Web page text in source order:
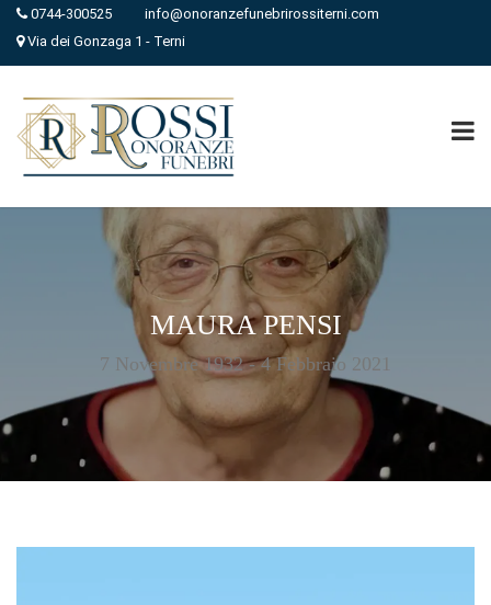
0744-300525
info@onoranzefunebrirossiterni.com
Via dei Gonzaga 1 - Terni
MAURA PENSI
7 Novembre 1932 - 4 Febbraio 2021